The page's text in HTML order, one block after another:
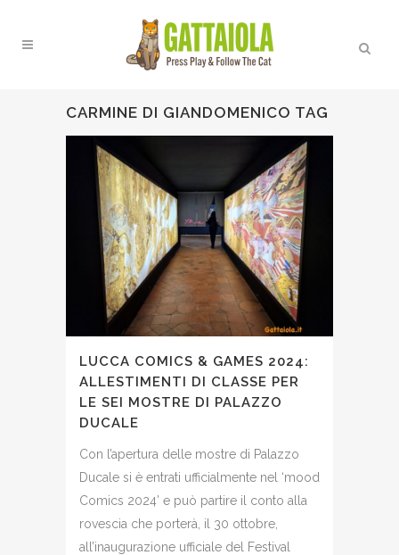
CARMINE DI GIANDOMENICO TAG
LUCCA COMICS & GAMES 2024:
ALLESTIMENTI DI CLASSE PER
LE SEI MOSTRE DI PALAZZO
DUCALE
Con l’apertura delle mostre di Palazzo
Ducale si è entrati ufficialmente nel ‘mood
Comics 2024’ e può partire il conto alla
rovescia che porterà, il 30 ottobre,
all’inaugurazione ufficiale del Festival